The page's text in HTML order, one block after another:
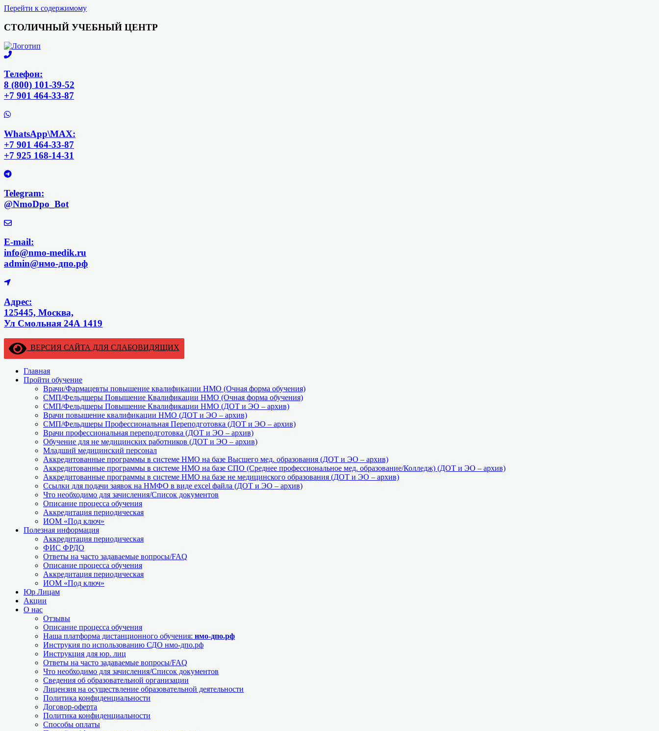
Перейти к содержимому
СТОЛИЧНЫЙ УЧЕБНЫЙ ЦЕНТР
Телефон:
8 (800) 101-39-52
+7 901 464-33-87
WhatsApp\MAX:
+7 901 464-33-87
+7 925 168-14-31
Telegram:
@NmoDpo_Bot
E-mail:
info@nmo-medik.ru
admin@нмо-дпо.рф
Адрес:
125445, Москва,
Ул Смольная 24А 1419
ВЕРСИЯ САЙТА ДЛЯ СЛАБОВИДЯЩИХ
Главная
Пройти обучение
Врачи/Фармацевты повышение квалификации НМО (Очная форма обучения)
СМП/Фельдшеры Повышение Квалификации НМО (Очная форма обучения)
СМП/Фельдшеры Повышение Квалификации НМО (ДОТ и ЭО – архив)
Врачи повышение квалификации НМО (ДОТ и ЭО – архив)
СМП/Фельдшеры Профессиональная Переподготовка (ДОТ и ЭО – архив)
Врачи профессиональная переподготовка (ДОТ и ЭО – архив)
Обучение для не медицинских работников (ДОТ и ЭО – архив)
Младший медицинский персонал
Аккредитованные программы в системе НМО на базе Высшего мед. образования (ДОТ и ЭО – архив)
Аккредитованные программы в системе НМО на базе СПО (Среднее профессиональное мед. образование/Колледж) (ДОТ и ЭО – архив)
Аккредитованные программы в системе НМО на базе не медицинского образования (ДОТ и ЭО – архив)
Ссылки для подачи заявок на НМФО в виде excel файла (ДОТ и ЭО – архив)
Что необходимо для зачисления/Список документов
Описание процесса обучения
Аккредитация периодическая
ИОМ «Под ключ»
Полезная информация
Аккредитация периодическая
ФИС ФРДО
Ответы на часто задаваемые вопросы/FAQ
Описание процесса обучения
Аккредитация периодическая
ИОМ «Под ключ»
Юр Лицам
Акции
О нас
Отзывы
Описание процесса обучения
Наша платформа дистанционного обучения: нмо-дпо.рф
Инструкия по использованию СДО нмо-дпо.рф
Инструкция для юр. лиц
Ответы на часто задаваемые вопросы/FAQ
Что необходимо для зачисления/Список документов
Сведения об образовательной организации
Лицензия на осуществление образовательной деятельности
Политика конфиденциальности
Договор-оферта
Политика конфиденциальности
Способы оплаты